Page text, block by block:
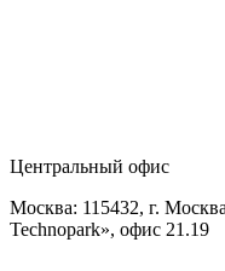
Центральный офис
Москва: 115432, г.
Technopark», офис 21.19